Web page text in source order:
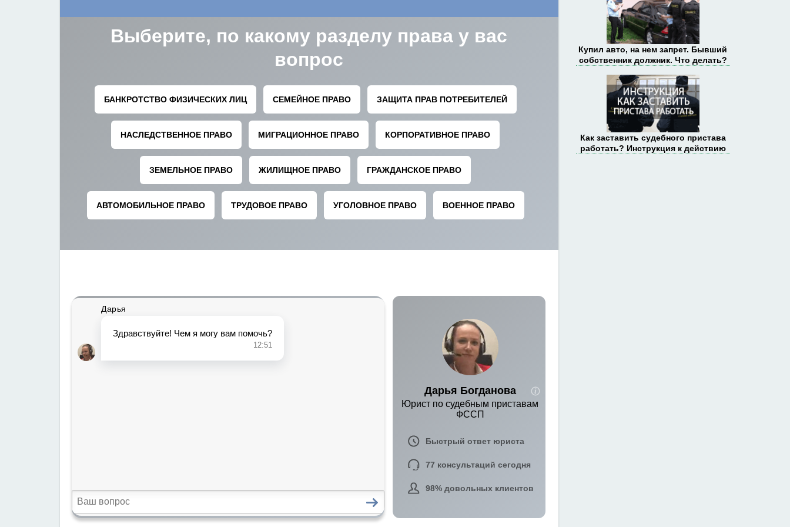
Купил авто, на нем запрет. Бывший
собственник должник. Что делать?
Как заставить судебного пристава
работать? Инструкция к действию